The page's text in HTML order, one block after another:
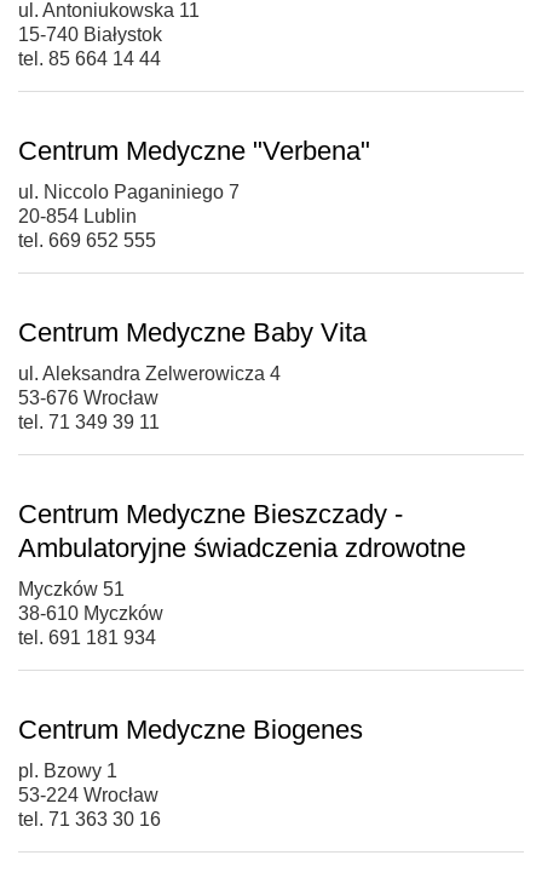
ul. Antoniukowska 11
15-740 Białystok
tel. 85 664 14 44
Centrum Medyczne "Verbena"
ul. Niccolo Paganiniego 7
20-854 Lublin
tel. 669 652 555
Centrum Medyczne Baby Vita
ul. Aleksandra Zelwerowicza 4
53-676 Wrocław
tel. 71 349 39 11
Centrum Medyczne Bieszczady -
Ambulatoryjne świadczenia zdrowotne
Myczków 51
38-610 Myczków
tel. 691 181 934
Centrum Medyczne Biogenes
pl. Bzowy 1
53-224 Wrocław
tel. 71 363 30 16